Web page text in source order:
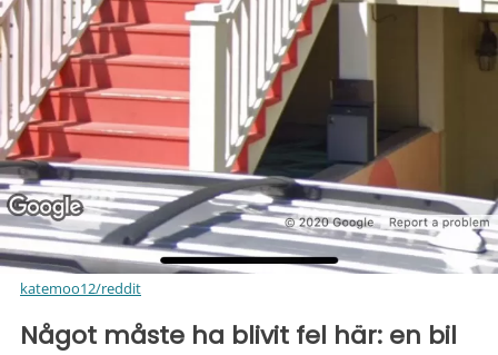
katemoo12/reddit
Något måste ha blivit fel här: en bil